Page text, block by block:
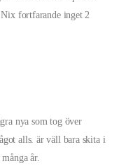
fortfarande inget 2
nya som tog över
alls. är väll bara skita i
år.